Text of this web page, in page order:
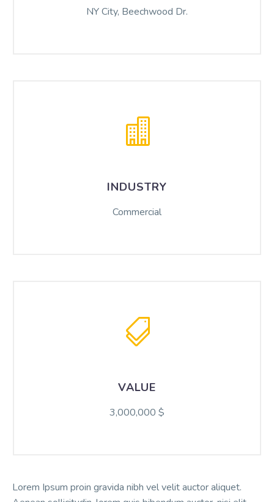
NY City, Beechwood Dr.
INDUSTRY
Commercial
VALUE
3,000,000 $
Lorem Ipsum proin gravida nibh vel velit auctor aliquet.